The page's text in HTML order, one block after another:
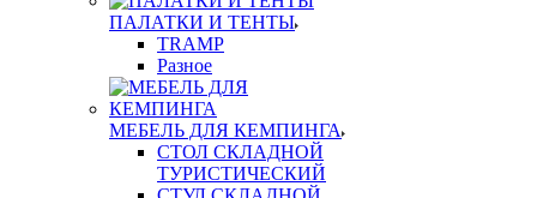
ПАЛАТКИ И ТЕНТЫ
TRAMP
Разное
МЕБЕЛЬ ДЛЯ КЕМПИНГА
СТОЛ СКЛАДНОЙ
ТУРИСТИЧЕСКИЙ